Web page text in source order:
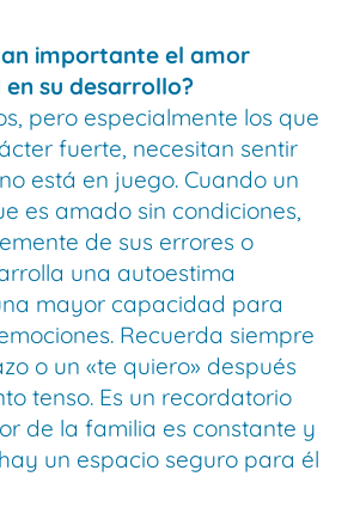
importante el amor
su desarrollo?
pero especialmente los que
fuerte, necesitan sentir
está en juego. Cuando un
es amado sin condiciones,
de sus errores o
una autoestima
mayor capacidad para
Recuerda siempre
o un «te quiero» después
tenso. Es un recordatorio
de la familia es constante y
un espacio seguro para él